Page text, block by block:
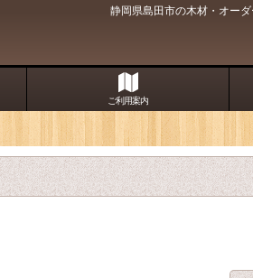
静岡県島田市の木材・オーダ
ご利用案内